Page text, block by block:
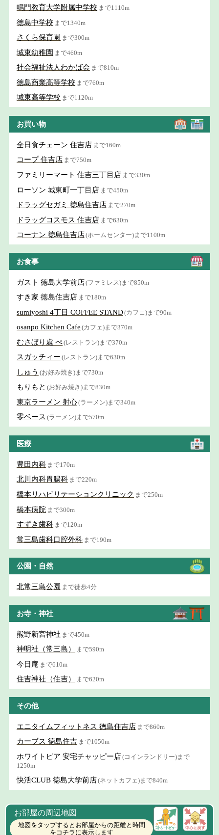
鳴門教育大学附属中学校 まで1110m
徳島中学校 まで1340m
さくら保育園 まで300m
城東幼稚園 まで460m
社会福祉法人わかば会 まで810m
徳島商業高等学校 まで760m
城東高等学校 まで1120m
お買い物
全日食チェーン 住吉店 まで160m
コープ 住吉店 まで750m
ファミリーマート 住吉三丁目店 まで330m
ローソン 城東町一丁目店 まで450m
ドラッグセガミ 徳島住吉店 まで270m
ドラッグコスモス 住吉店 まで630m
コーナン 徳島住吉店(ホームセンター)まで1100m
お食事
ガスト 徳島大学前店(ファミレス)まで850m
すき家 徳島住吉店 まで180m
sumiyoshi 4丁目 COFFEE STAND(カフェ)まで90m
osanpo Kitchen Cafe (カフェ)まで370m
むさぼり處 ぺ(レストラン)まで370m
スガッチィー (レストラン)まで630m
しゅう (お好み焼き)まで730m
もりもと (お好み焼き)まで830m
東京ラーメン 射心(ラーメン)まで340m
零ベース (ラーメン)まで570m
医療
豊田内科 まで170m
北川内科胃腸科 まで220m
橋本リハビリテーションクリニック まで250m
橋本病院 まで300m
すずき歯科 まで120m
常三島歯科口腔外科 まで190m
公園・自然
北常三島公園 まで徒歩4分
お寺・神社
熊野新宮神社 まで450m
神明社（常三島） まで590m
今日庵 まで610m
住吉神社（住吉） まで620m
その他
エニタイムフィットネス 徳島住吉店 まで860m
カーブス 徳島住吉 まで1050m
ホワイトピア 安宅チャッピー店(コインランドリー)まで
1250m
快活CLUB 徳島大学前店(ネットカフェ)まで840m
お部屋の周辺地図
地図をタップするとお部屋からの距離と時間
をコチラに表示します